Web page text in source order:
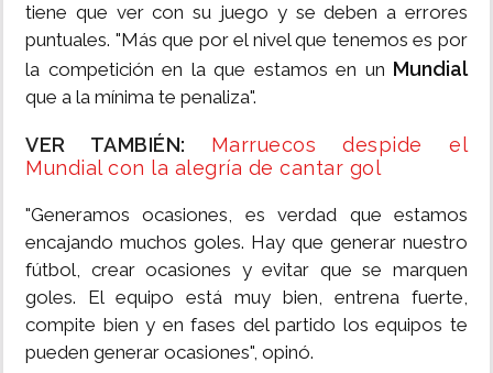
tiene que ver con su juego y se deben a errores
puntuales. "Más que por el nivel que tenemos es por
la competición en la que estamos en un Mundial
que a la mínima te penaliza".
VER TAMBIÉN: Marruecos despide el
Mundial con la alegría de cantar gol
"Generamos ocasiones, es verdad que estamos
encajando muchos goles. Hay que generar nuestro
fútbol, crear ocasiones y evitar que se marquen
goles. El equipo está muy bien, entrena fuerte,
compite bien y en fases del partido los equipos te
pueden generar ocasiones", opinó.